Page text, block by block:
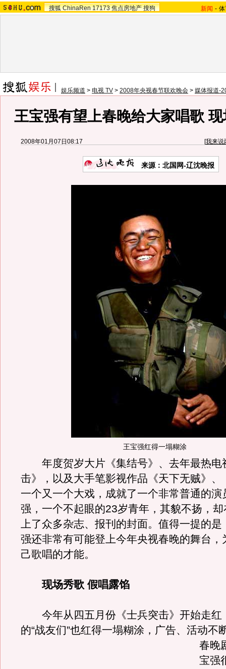
搜狐 ChinaRen 17173 焦点房地产 搜狗 新闻 -
娱乐频道 > 电视 TV > 2008年央视春节联欢晚会 > 媒体报道-
王宝强有望上春晚给大家唱歌
2008年01月07日08:17 [我来说
来源：北国网-辽沈晚报
王宝强红得一塌糊涂
年度贺岁大片《集结号》、去年最热电
击》，以及大手笔影视作品《天下无贼》、
一个又一个大戏，成就了一个非常普通的
强，一个不起眼的23岁青年，其貌不扬，
上了众多杂志、报刊的封面。值得一提的是
强还非常有可能登上今年央视春晚的舞台，
己歌唱的才能。
现场秀歌 假唱露馅
今年从四五月份《士兵突击》开始走红
的“战友们”也红得一塌糊涂，广告、活动不
春晚
宝强